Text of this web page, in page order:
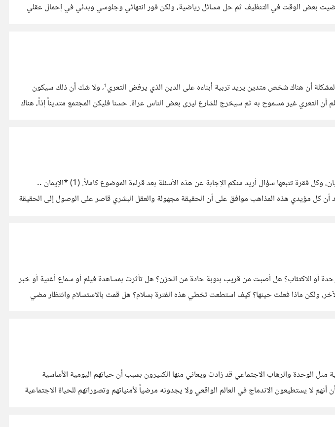
بعض الوقت في التنظيف ثم حل مسائل رياضية، ولكن فور انتهائي وجلوسي وبدئي في إحمال عقلي
هناك مجتمع علماني تُفرض فيه حرية التصرف الشخصية مادامت سلمية مثل حرية اختيار الملابس، المشكلة أن هناك شخص متدين يريد تربية أبناءه على الدين الذي يرفض التعري¹، ولا شك أن ذلك سيكون
غير مسموح به ثم سيخرج للشارع ليرى بعض الناس عراة. حسنا فليكن المجتمع متديناً إذاً، هناك
في السطور القادمة سأوضح بعض النقاط التي تخص موضوع وجود الإله من عدمه ومواقف من الأديان، وكل فقرة تتبعها سؤال أريد منكم الإجابة عن هذه الأسئلة بعد قراءة الموضوع كاملاً. (1) *الإيمان ..
أن كل مؤيدي هذه المذاهب موافق على أن الحقيقة مجهولة والعقل البشري قاصر على الوصول إلى الحقيقة
أو الاكتئاب؟ هل أصبت من قريب بنوبة حادة من الحزن؟ هل تأثرت بمشاهدة فيلم أو سماع أغنية أو خبر
ولكن ماذا فعلت حينها؟ كيف استطعت تخطي هذه الفترة بسلام؟ هل قمت بالاستسلام وانتظار مضي
والرهاب الاجتماعي قد زادت ويعاني منها الكثيرون بسبب أن حياتهم اليومية الأساسية
لا يستطيعون الاندماج في العالم الواقعي ولا يجدونه مرضياً لأمنياتهم وتصوراتهم للحياة الاجتماعية